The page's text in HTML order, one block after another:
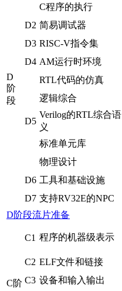
D
阶
段
C程序的执行
D2 简易调试器
D3 RISC-V指令集
D4 AM运行时环境
D5
RTL代码的仿真
逻辑综合
Verilog的RTL综合语
义
标准单元库
物理设计
D6 工具和基础设施
D7 支持RV32E的NPC
D阶段流片准备
C阶
C1 程序的机器级表示
C2 ELF文件和链接
C3 设备和输入输出